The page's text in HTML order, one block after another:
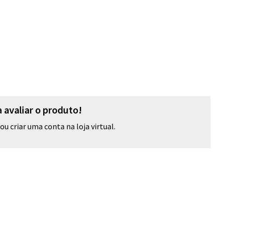
avaliar o produto!
criar uma conta na loja virtual.